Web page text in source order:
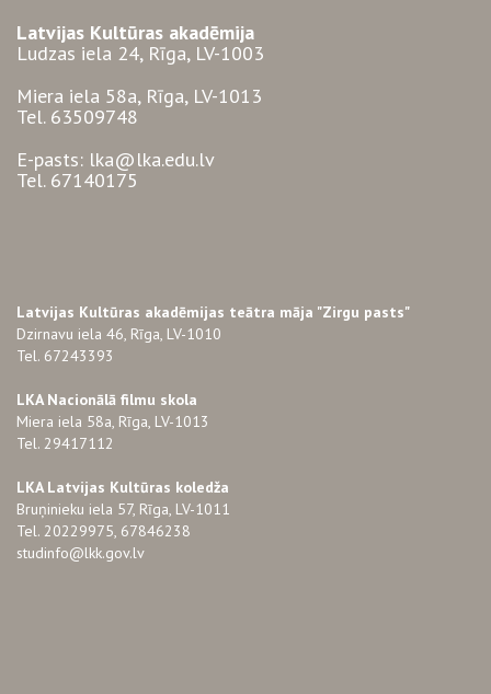
Latvijas Kultūras akadēmija
Ludzas iela 24, Rīga, LV-1003
Miera iela 58a, Rīga, LV-1013
Tel. 63509748
E-pasts: lka@lka.edu.lv
Tel. 67140175
Latvijas Kultūras akadēmijas teātra māja "Zirgu pasts"
Dzirnavu iela 46, Rīga, LV-1010
Tel. 67243393
LKA Nacionālā filmu skola
Miera iela 58a, Rīga, LV-1013
Tel. 29417112
LKA Latvijas Kultūras koledža
Bruņinieku iela 57, Rīga, LV-1011
Tel. 20229975, 67846238
studinfo@lkk.gov.lv